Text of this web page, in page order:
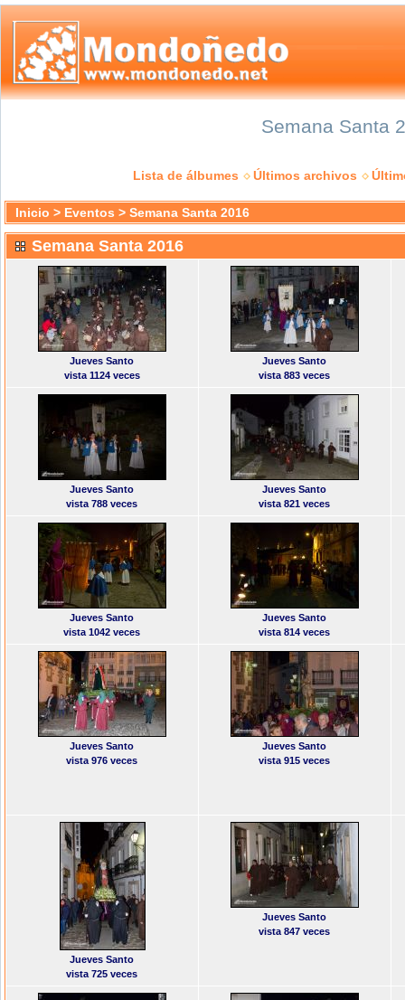
Semana Santa
Lista de álbumes Últimos archivos
Inicio > Eventos > Semana Santa 2016
Semana Santa 2016
Jueves Santo
vista 1124 veces
Jueves Santo
vista 883 veces
Jueves Santo
vista 788 veces
Jueves Santo
vista 821 veces
Jueves Santo
vista 1042 veces
Jueves Santo
vista 814 veces
Jueves Santo
vista 976 veces
Jueves Santo
vista 915 veces
Jueves Santo
vista 725 veces
Jueves Santo
vista 847 veces